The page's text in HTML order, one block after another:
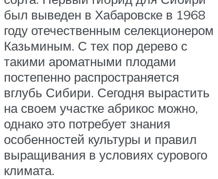
был выведен в Хабаровске в 1968
году отечественным селекционером
Казьминым. С тех пор дерево с
такими ароматными плодами
постепенно распространяется
вглубь Сибири. Сегодня вырастить
на своем участке абрикос можно,
однако это потребует знания
особенностей культуры и правил
выращивания в условиях сурового
климата.